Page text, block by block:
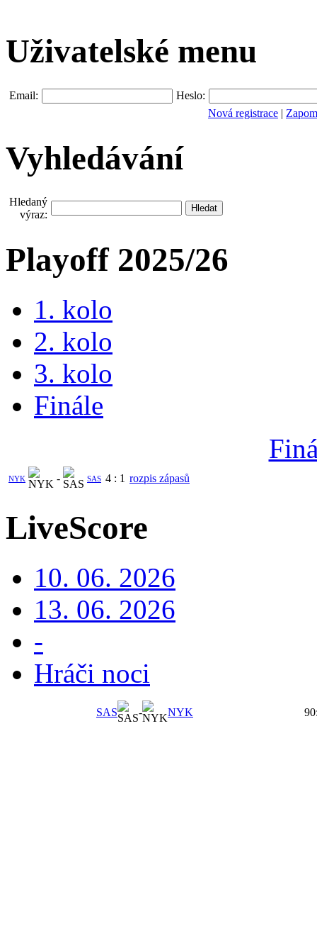
Uživatelské menu
Email:
Heslo:
Nová registrace |
Vyhledávání
Hledaný
výraz:
Playoff 2025/26
1. kolo
2. kolo
3. kolo
Finále
NYK - SAS 4 : 1 rozpis zápasů
LiveScore
10. 06. 2026
13. 06. 2026
-
Hráči noci
SAS - NYK 90